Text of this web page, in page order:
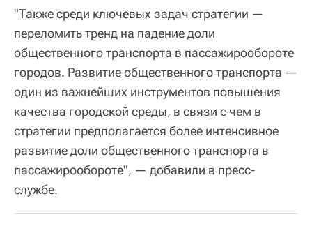
"Также среди ключевых задач стратегии —
переломить тренд на падение доли
общественного транспорта в пассажирообороте
городов. Развитие общественного транспорта —
один из важнейших инструментов повышения
качества городской среды, в связи с чем в
стратегии предполагается более интенсивное
развитие доли общественного транспорта в
пассажирообороте", — добавили в пресс-
службе.